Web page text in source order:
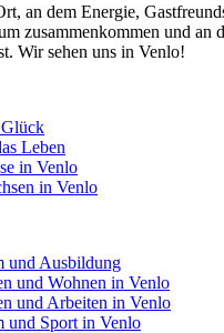
an dem Energie,
zusammenkommen und an
Wir sehen uns in Venlo!
Leben
in Venlo
in Venlo
und Ausbildung
und Wohnen in Venlo
und Arbeiten in Venlo
und Sport in Venlo